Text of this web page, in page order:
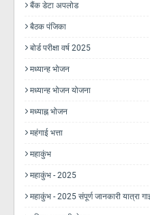
बैंक डेटा अपलोड
बैठक पंजिका
बोर्ड परीक्षा वर्ष 2025
मध्यान्ह भोजन
मध्यान्ह भोजन योजना
मध्याह्न भोजन
महंगाई भत्ता
महाकुंभ
महाकुंभ - 2025
महाकुंभ - 2025 संपूर्ण जानकारी यात्रा